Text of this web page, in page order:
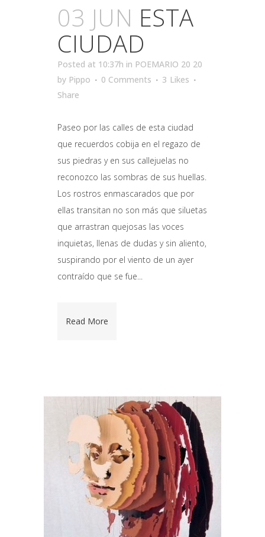
03 JUN ESTA
CIUDAD
Posted at 10:37h in POEMARIO 20 20
by Pippo 0 Comments 3 Likes
Share
Paseo por las calles de esta ciudad
que recuerdos cobija en el regazo de
sus piedras y en sus callejuelas no
reconozco las sombras de sus huellas.
Los rostros enmascarados que por
ellas transitan no son más que siluetas
que arrastran quejosas las voces
inquietas, llenas de dudas y sin aliento,
suspirando por el viento de un ayer
contraído que se fue...
Read More